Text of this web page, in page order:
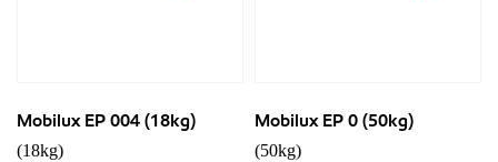
Mobilux EP 004 (18kg)
(18kg)
Mobilux EP 0 (50kg)
(50kg)